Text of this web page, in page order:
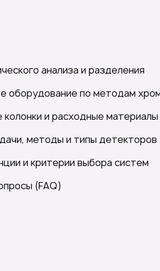
анализа и разделения
оборудование по методам
и расходные материалы
методы и типы детекторов
и критерии выбора систем
(FAQ)